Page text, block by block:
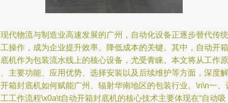
代物流与制造业高速发展的广州，自动化设备正逐步替代传统
操作，成为企业提升效率、降低成本的关键。其中，自动开箱
机作为包装流水线上的核心设备，尤受青睐。本文将从工作原
主要功能、应用优势、选择安装以及后续维护等方面，深度解
箱封底机如何赋能广州、辐射华南地区的包装行业。\n\n一、
工作流程\x0a\t自动开箱封底机的核心技术主要体现在“自动吸